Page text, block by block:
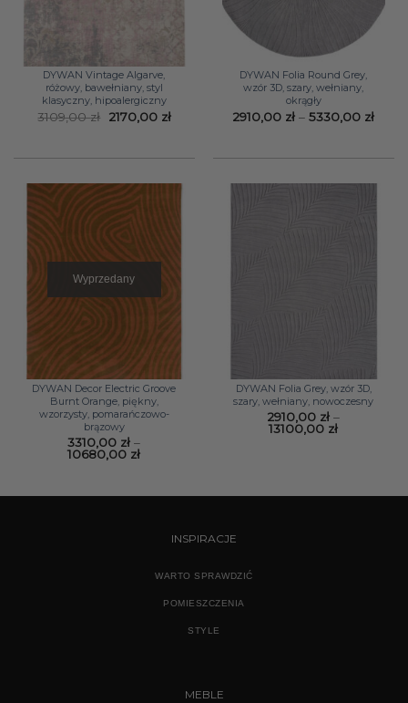
DYWAN Vintage Algarve,
różowy, bawełniany, styl
klasyczny, hipoalergiczny
3109,00zł
Pierwotna
cena
2170,00 złAktualna
DYWAN Folia Round Grey,
wzór 3D, szary, wełniany,
okrągły
2910,00 zł – 5330,00 zł
do
Wyprzedany
DYWAN Decor Electric Groove
Burnt Orange, piękny,
wzorzysty, pomarańczowo-
brązowy
3310,00 zł –
10680,00 złZakres
do
DYWAN Folia Grey, wzór 3D,
szary, wełniany, nowoczesny
2910,00 zł –
13100,00 złZakres
INSPIRACJE
WARTO SPRAWDZIĆ
POMIESZCZENIA
STYLE
MEBLE